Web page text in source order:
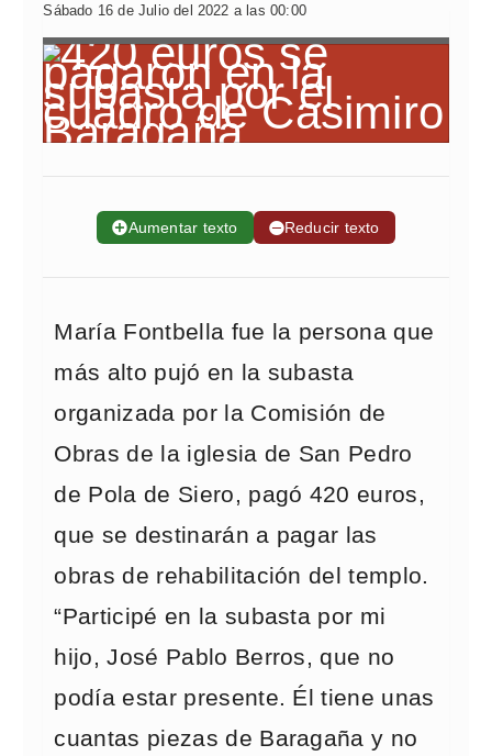
Sábado 16 de Julio del 2022 a las 00:00
➕Aumentar texto ➖Reducir texto
María Fontbella fue la persona que
más alto pujó en la subasta
organizada por la Comisión de
Obras de la iglesia de San Pedro
de Pola de Siero, pagó 420 euros,
que se destinarán a pagar las
obras de rehabilitación del templo.
“Participé en la subasta por mi
hijo, José Pablo Berros, que no
podía estar presente. Él tiene unas
cuantas piezas de Baragaña y no